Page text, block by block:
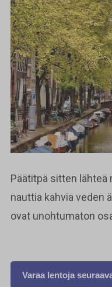
Päätitpä sitten lähteä
nauttia kahvia veden
ovat unohtumaton
Varaa lentoja